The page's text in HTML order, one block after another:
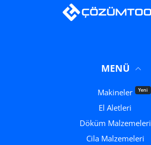
MENÜ
Makineler Yeni
El Aletleri
Döküm Malzemeleri
Cila Malzemeleri